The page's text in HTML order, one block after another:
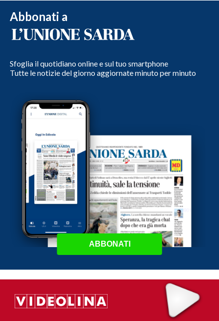
Abbonati a
Sfoglia il quotidiano online e sul tuo smartphone
Tutte le notizie del giorno aggiornate minuto per minuto
ABBONATI